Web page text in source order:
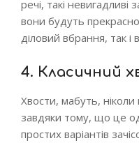
речі, такі невигадливі
вони будуть
діловий вбрання, так і
4. Класичний
Хвости, мабуть,
завдяки тому, що це
простих варіантів